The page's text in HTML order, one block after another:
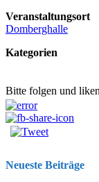
Veranstaltungsort
Domberghalle
Kategorien
Bitte folgen und
Neueste Beiträge